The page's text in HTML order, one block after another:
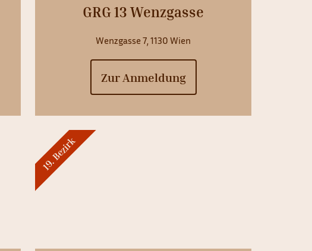
GRG 13 Wenzgasse
Wenzgasse 7, 1130 Wien
Zur Anmeldung
19. Bezirk